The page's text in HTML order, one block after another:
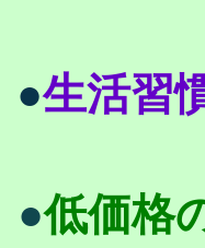
●生活習
●低価格